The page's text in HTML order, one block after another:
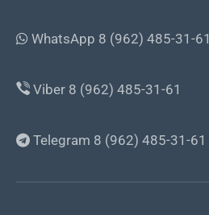
WhatsApp 8 (962) 485-31-61
Viber 8 (962) 485-31-61
Telegram 8 (962) 485-31-61